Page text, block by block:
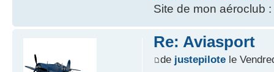
Site de mon aéroclub :
Re: Aviasport
de justepilotele